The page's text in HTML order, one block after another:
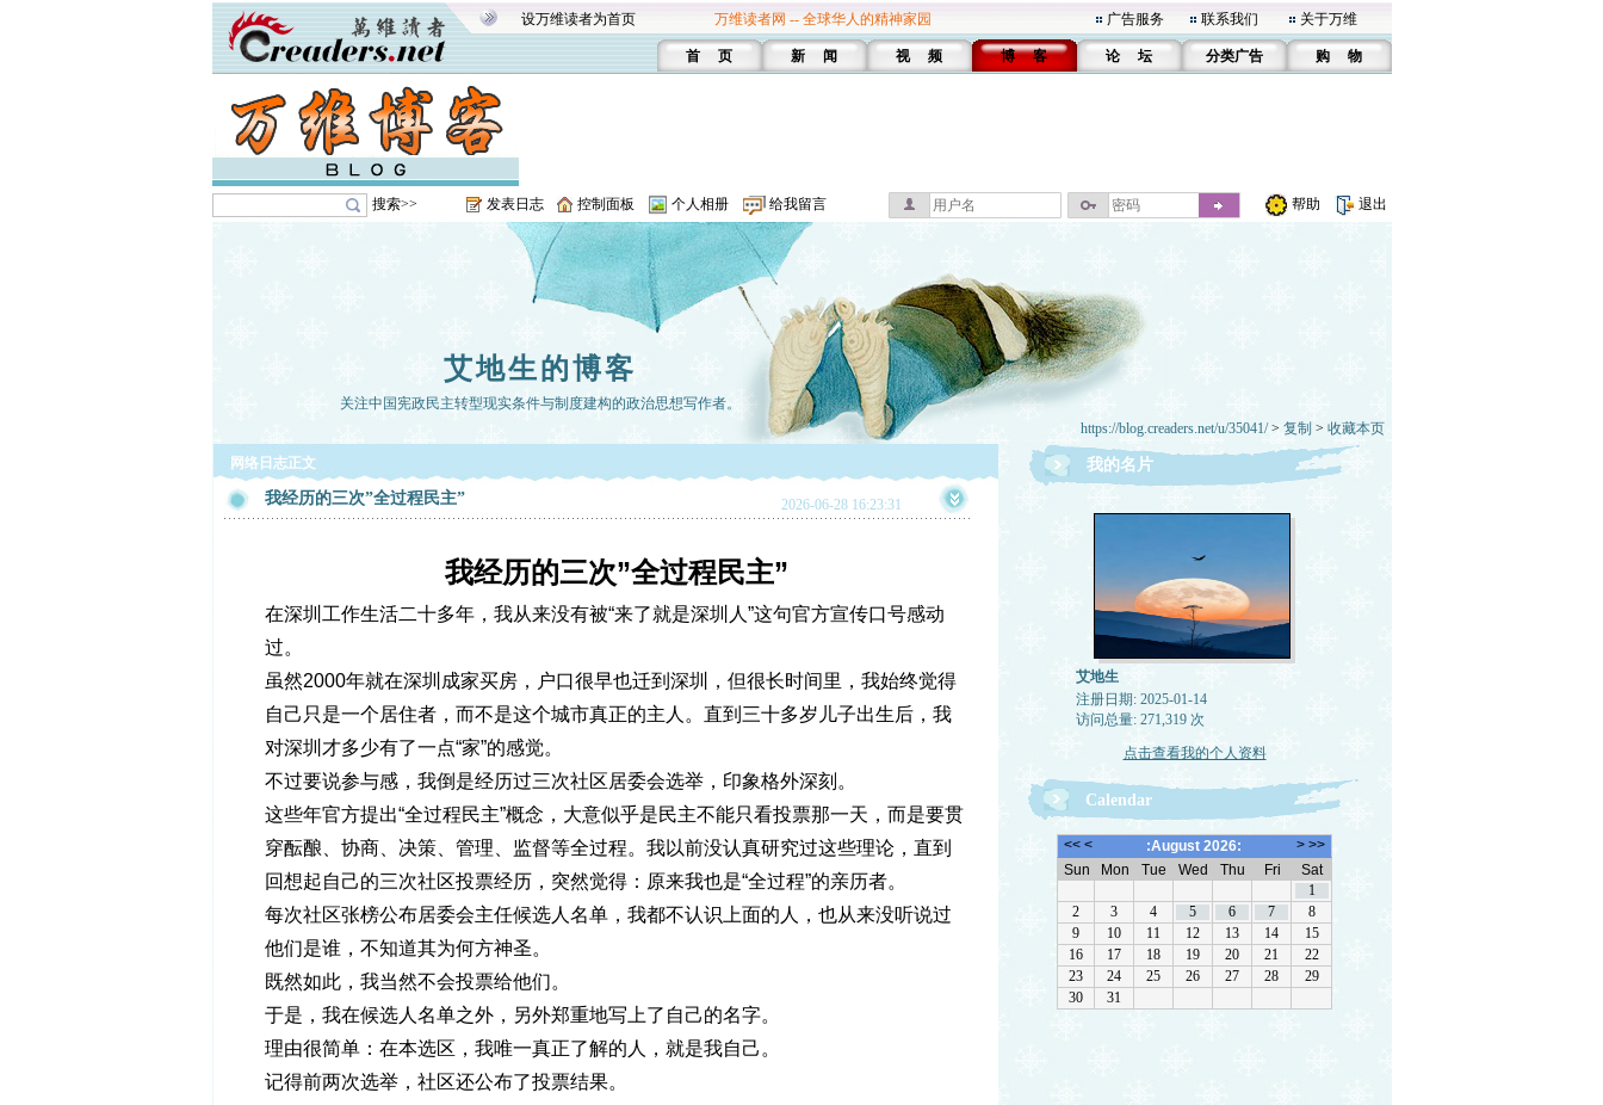
设万维读者为首页 万维读者网 -- 全球华人的精神家园 广告服务 联系我们 关于万维
首 页 新 闻 视 频 博 客 论 坛 分类广告 购 物
搜索>> 发表日志 控制面板 个人相册 给我留言 帮助 退出
艾地生的博客
关注中国宪政民主转型现实条件与制度建构的政治思想写作者。
https://blog.creaders.net/u/35041/> 复制 > 收藏本页
网络日志正文
我经历的三次”全过程民主” 2026-06-28 16:23:31
我经历的三次”全过程民主”
在深圳工作生活二十多年，我从来没有被“来了就是深圳人”这句官方宣传口号感动
过。
虽然2000年就在深圳成家买房，户口很早也迁到深圳，但很长时间里，我始终觉得
自己只是一个居住者，而不是这个城市真正的主人。直到三十多岁儿子出生后，我
对深圳才多少有了一点“家”的感觉。
不过要说参与感，我倒是经历过三次社区居委会选举，印象格外深刻。
这些年官方提出“全过程民主”概念，大意似乎是民主不能只看投票那一天，而是要贯
穿酝酿、协商、决策、管理、监督等全过程。我以前没认真研究过这些理论，直到
回想起自己的三次社区投票经历，突然觉得：原来我也是“全过程”的亲历者。
每次社区张榜公布居委会主任候选人名单，我都不认识上面的人，也从来没听说过
他们是谁，不知道其为何方神圣。
既然如此，我当然不会投票给他们。
于是，我在候选人名单之外，另外郑重地写上了自己的名字。
理由很简单：在本选区，我唯一真正了解的人，就是我自己。
记得前两次选举，社区还公布了投票结果。
我的名片
艾地生
注册日期: 2025-01-14
访问总量: 271,319 次
点击查看我的个人资料
Calendar